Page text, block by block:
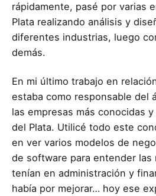
rápidamente, pasé por varias
Plata realizando análisis y
diferentes industrias, luego
demás.
En mi último trabajo en
estaba como responsable del
las empresas más conocidas
del Plata. Utilicé todo este
en ver varios modelos de
de software para entender las
tenían en administración y
había por mejorar… hoy ese